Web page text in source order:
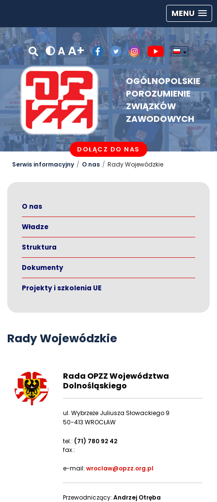
MENU
A A+
OGÓLNOPOLSKIE
POROZUMIENIE
ZWIĄZKÓW
ZAWODOWYCH
DOŁĄCZ DO NAS
Serwis informacyjny O nas Rady Wojewódzkie
O nas
Władze
Struktura
Dokumenty
Projekty i szkolenia UE
Rady Wojewódzkie
Rada OPZZ Województwa
Dolnośląskiego
ul. Wybrzeże Juliusza Słowackiego 9
50-413 WROCŁAW
tel.: (71) 780 92 42
fax.:
e-mail: wroclaw@opzz.org.pl
Przewodniczący: Andrzej Otręba